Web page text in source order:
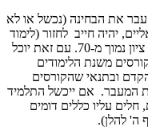
את הבחינה (נכשל או לא
יהיה חייב לחזור (לימוד
ובחינה) על כל הקורסים שבהם השיג ציון נמוך מ-70. עם זאת יוכל
משנת הלימודים
ובתנאי שהקורסים
המעבר. אם ייכשל התלמיד
עליו כללים דומים
ה' להלן).